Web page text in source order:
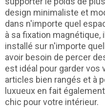
design minimaliste et
dans n'importe quel
à sa fixation
installé sur n'importe
avoir besoin de percer
est idéal pour garder vos
articles bien rangés et à
luxueux en fait
chic pour votre intérieur.